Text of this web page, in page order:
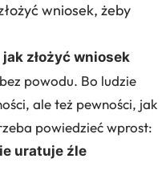
wniosek, żeby
jak złożyć wniosek
powodu. Bo ludzie
ale też pewności, jak
powiedzieć wprost:
uratuje źle